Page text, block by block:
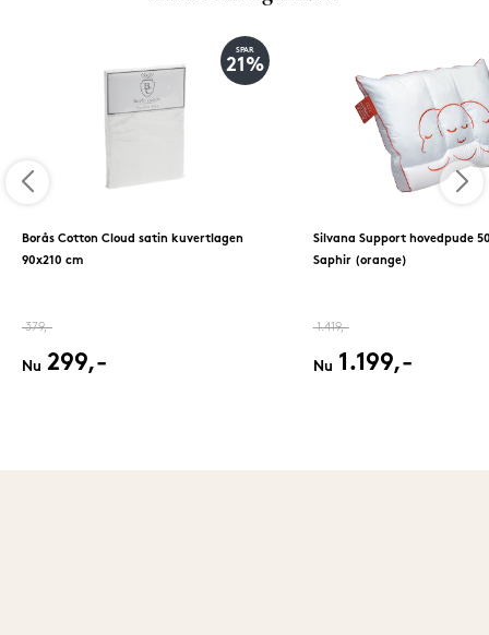
SPAR
21%
Borås Cotton Cloud satin kuvertlagen
90x210 cm
379,-
Nu 299,-
Silvana Support hovedpude
Saphir (orange)
1.419,-
Nu 1.199,-